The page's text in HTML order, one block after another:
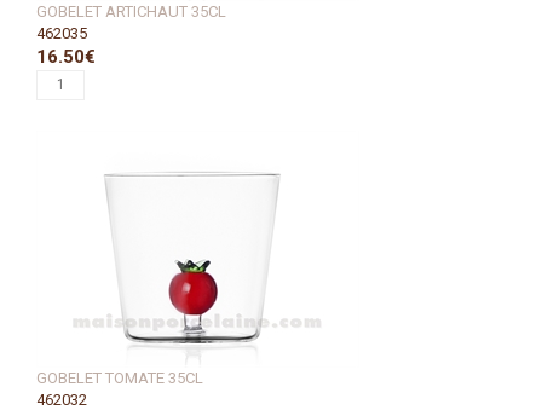
GOBELET ARTICHAUT 35CL
462035
16.50€
GOBELET TOMATE 35CL
462032